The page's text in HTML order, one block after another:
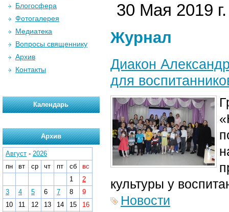
30 Мая 2019 г.
Журнал
Диакон
для
культуры у
Новости
Блогосфера
Фотогалерея
Медиатека
Вопросы священнику
Архив
Контакты
Календарь
Архив
Август - 2026
пн
вт ср чт пт сб
вс
1
2
3
4 5 6 7 8
9
10
11 12 13 14 15
16